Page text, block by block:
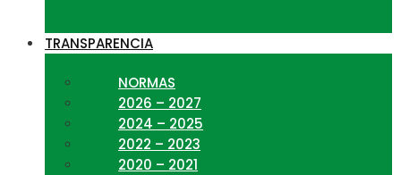
TRANSPARENCIA
NORMAS
2026 – 2027
2024 – 2025
2022 – 2023
2020 – 2021